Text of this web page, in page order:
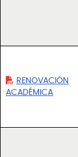
RENOVACIÓN
ACADÉMICA